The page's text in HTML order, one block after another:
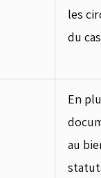
les
du cas
En
au